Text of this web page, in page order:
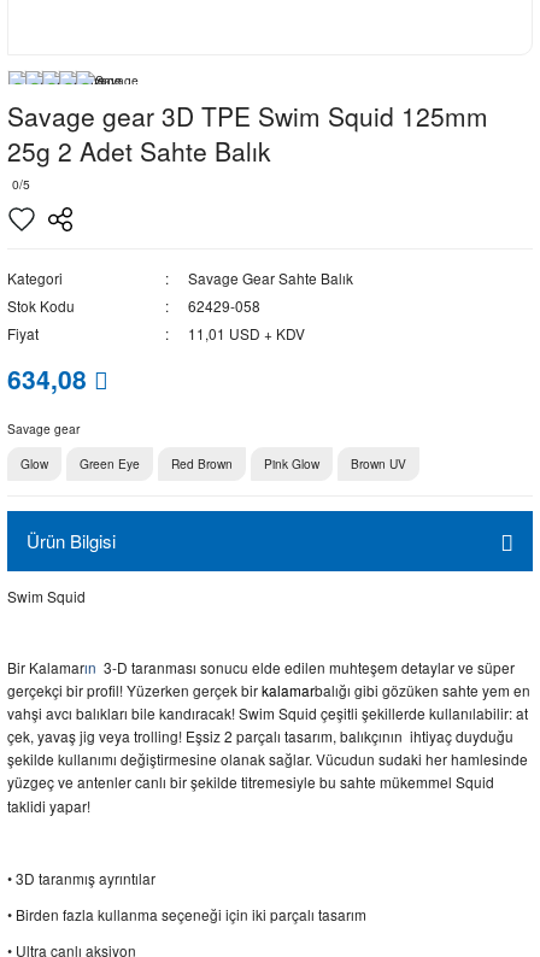
Savage gear 3D TPE Swim Squid 125mm
25g 2 Adet Sahte Balık
0/5
Kategori
Savage Gear Sahte Balık
Stok Kodu
62429-058
Fiyat
11,01 USD + KDV
634,08
Savage gear
Glow
Green Eye Red Brown Pink Glow Brown UV
Ürün Bilgisi
Swim Squid
Bir Kalamarın 3-D taranması sonucu elde edilen muhteşem detaylar ve süper
gerçekçi bir profil! Yüzerken gerçek birkalamarbalığı gibi gözüken sahte yem en
vahşi avcı balıkları bile kandıracak! Swim Squid çeşitli şekillerde kullanılabilir: at
çek, yavaş jig veya trolling! Eşsiz 2 parçalı tasarım, balıkçının ihtiyaç duyduğu
şekilde kullanımı değiştirmesine olanak sağlar. Vücudun sudaki her hamlesinde
yüzgeç ve antenler canlı bir şekilde titremesiyle bu sahte mükemmel Squid
taklidi yapar!
• 3D taranmış ayrıntılar
• Birden fazla kullanma seçeneği için iki parçalı tasarım
• Ultra canlı aksiyon